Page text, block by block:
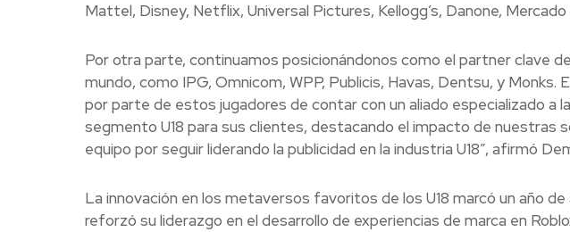
Mattel, Disney, Netflix, Universal Pictures, Kellogg’s, Danone,
Por otra parte, continuamos posicionándonos como el partner clave
mundo, como IPG, Omnicom, WPP, Publicis, Havas, Dentsu, y
por parte de estos jugadores de contar con un aliado especializado a
segmento U18 para sus clientes, destacando el impacto de nuestras
equipo por seguir liderando la publicidad en la industria U18”, afirmó
La innovación en los metaversos favoritos de los U18 marcó un año
reforzó su liderazgo en el desarrollo de experiencias de marca en